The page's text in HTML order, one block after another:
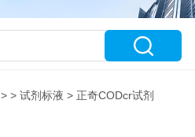
> >试剂标液 > 正奇CODcr试剂